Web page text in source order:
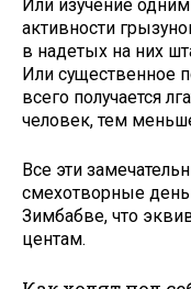
Или изучение
активности
в надетых на них
Или существенное
всего получается
человек, тем
Все эти
смехотворные
Зимбабве, что
центам.